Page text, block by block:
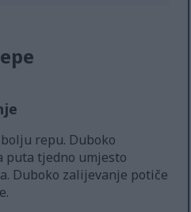
repu. Duboko
puta tjedno umjesto
Duboko zalijevanje potiče